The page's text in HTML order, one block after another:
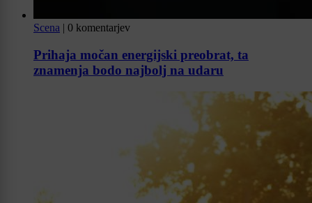
Scena | 0 komentarjev
Prihaja močan energijski preobrat, ta
znamenja bodo najbolj na udaru